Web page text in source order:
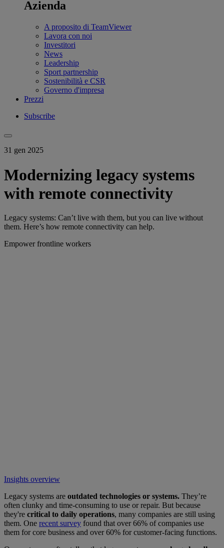
Azienda
A proposito di TeamViewer
Lavora con noi
Investitori
News
Leadership
Sport partnership
Sostenibilità e CSR
Governo d'impresa
Prezzi
Subscribe
31 gen 2025
Modernizing legacy systems
with remote connectivity
Legacy systems: Can’t live with them, but you can live without
them. Here’s how remote connectivity can help.
Empower frontline workers
Insights overview
Legacy systems are outdated technologies or systems. They’re
often clunky and time-consuming to use or repair. But because
they're critical to daily operations, many companies are still using
them. One recent survey found that over 66% of companies use
them for core business and over 60% for customer-facing functions.